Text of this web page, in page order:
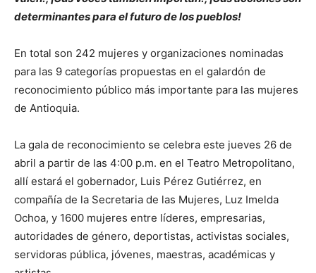
determinantes para el futuro de los pueblos!
En total son 242 mujeres y organizaciones nominadas
para las 9 categorías propuestas en el galardón de
reconocimiento público más importante para las mujeres
de Antioquia.
La gala de reconocimiento se celebra este jueves 26 de
abril a partir de las 4:00 p.m. en el Teatro Metropolitano,
allí estará el gobernador, Luis Pérez Gutiérrez, en
compañía de la Secretaria de las Mujeres, Luz Imelda
Ochoa, y 1600 mujeres entre líderes, empresarias,
autoridades de género, deportistas, activistas sociales,
servidoras pública, jóvenes, maestras, académicas y